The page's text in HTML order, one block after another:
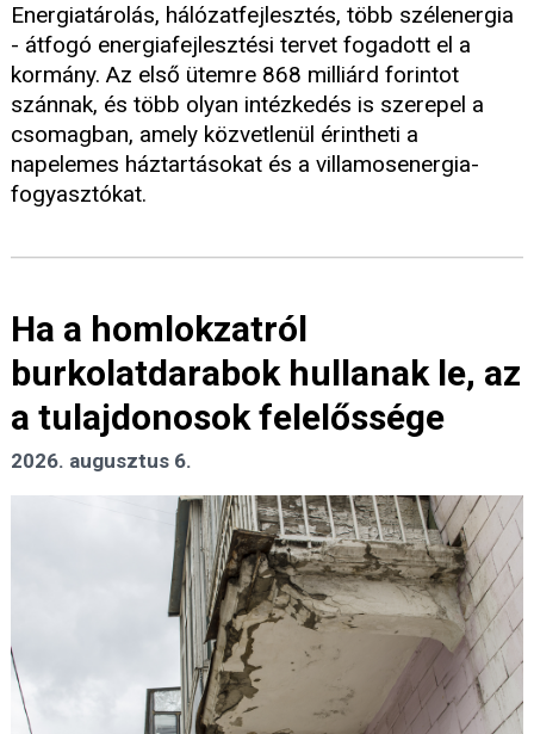
Energiatárolás, hálózatfejlesztés, több szélenergia
- átfogó energiafejlesztési tervet fogadott el a
kormány. Az első ütemre 868 milliárd forintot
szánnak, és több olyan intézkedés is szerepel a
csomagban, amely közvetlenül érintheti a
napelemes háztartásokat és a villamosenergia-
fogyasztókat.
Ha a homlokzatról
burkolatdarabok hullanak le, az
a tulajdonosok felelőssége
2026. augusztus 6.